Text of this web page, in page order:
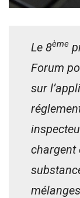
Le 8ème
Forum
sur
chargent